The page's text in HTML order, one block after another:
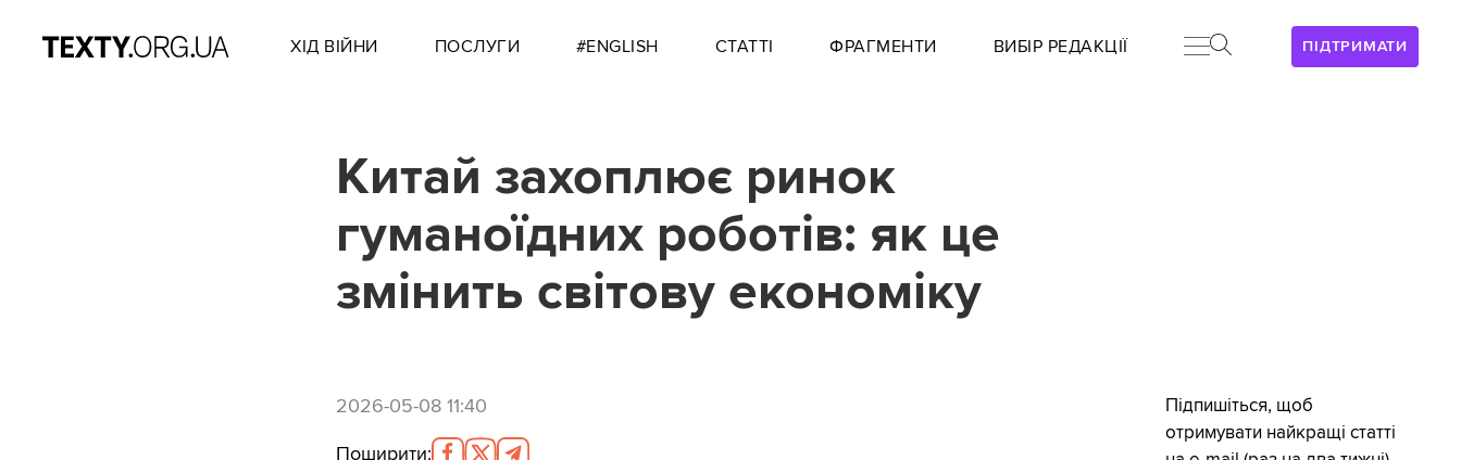
ПІДТРИМАТИ
ХІД ВІЙНИ ПОСЛУГИ #ENGLISH СТАТТІ ФРАГМЕНТИ ВИБІР РЕДАКЦІЇ
Китай захоплює ринок
гуманоїдних роботів: як це
змінить світову економіку
2026-05-08 11:40
Поширити:
Підпишіться, щоб
отримувати найкращі статті